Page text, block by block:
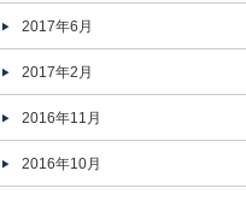
2017年6月
2017年2月
2016年11月
2016年10月